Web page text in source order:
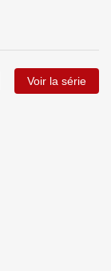
Voir la série